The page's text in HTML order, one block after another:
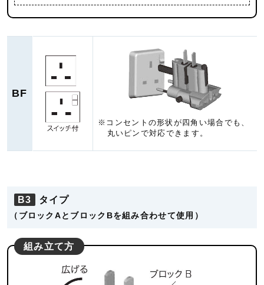
BF
※コンセントの形状が四角い場合でも、
丸いピンで対応できます。
B3 タイプ
（ブロックAとブロックBを組み合わせて使用）
組み立て方